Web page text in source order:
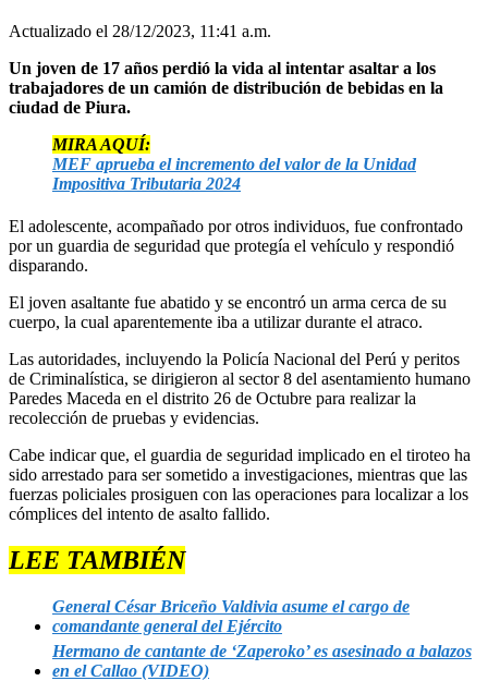
Actualizado el 28/12/2023, 11:41 a.m.
Un joven de 17 años perdió la vida al intentar asaltar a los
trabajadores de un camión de distribución de bebidas en la
ciudad de Piura.
MIRA AQUÍ:
MEF aprueba el incremento del valor de la Unidad
Impositiva Tributaria 2024
El adolescente, acompañado por otros individuos, fue confrontado
por un guardia de seguridad que protegía el vehículo y respondió
disparando.
El joven asaltante fue abatido y se encontró un arma cerca de su
cuerpo, la cual aparentemente iba a utilizar durante el atraco.
Las autoridades, incluyendo la Policía Nacional del Perú y peritos
de Criminalística, se dirigieron al sector 8 del asentamiento humano
Paredes Maceda en el distrito 26 de Octubre para realizar la
recolección de pruebas y evidencias.
Cabe indicar que, el guardia de seguridad implicado en el tiroteo ha
sido arrestado para ser sometido a investigaciones, mientras que las
fuerzas policiales prosiguen con las operaciones para localizar a los
cómplices del intento de asalto fallido.
LEE TAMBIÉN
General César Briceño Valdivia asume el cargo de
comandante general del Ejército
Hermano de cantante de ‘Zaperoko’ es asesinado a balazos
en el Callao (VIDEO)